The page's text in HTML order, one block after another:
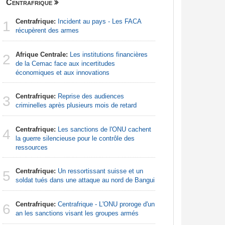
Centrafrique
1 Centrafrique: Incident au pays - Les FACA
récupèrent des armes
2 Afrique Centrale: Les institutions financières
de la Cemac face aux incertitudes
économiques et aux innovations
3 Centrafrique: Reprise des audiences
criminelles après plusieurs mois de retard
4 Centrafrique: Les sanctions de l'ONU cachent
la guerre silencieuse pour le contrôle des
ressources
5 Centrafrique: Un ressortissant suisse et un
soldat tués dans une attaque au nord de Bangui
6 Centrafrique: Centrafrique - L'ONU proroge d'un
an les sanctions visant les groupes armés